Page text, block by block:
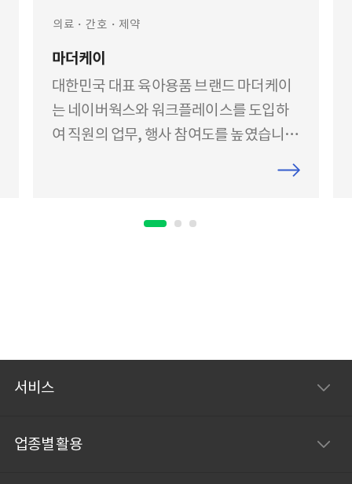
의료・간호・제약
마더케이
대한민국 대표 육아용품 브랜드 마더케이
는 네이버웍스와 워크플레이스를 도입하
여 직원의 업무, 행사 참여도를 높였습니
서비스
업종별 활용